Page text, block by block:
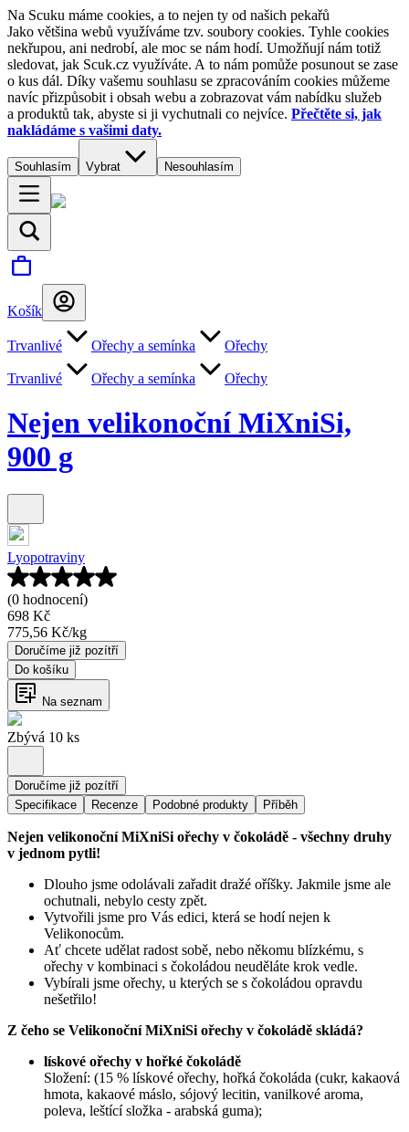
Na Scuku máme cookies, a to nejen ty od našich pekařů
Jako většina webů využíváme tzv. soubory cookies. Tyhle cookies
nekřupou, ani nedrobí, ale moc se nám hodí. Umožňují nám totiž
sledovat, jak Scuk.cz využíváte. A to nám pomůže posunout se zase
o kus dál. Díky vašemu souhlasu se zpracováním cookies můžeme
navíc přizpůsobit i obsah webu a zobrazovat vám nabídku služeb
a produktů tak, abyste si ji vychutnali co nejvíce. Přečtěte si, jak
nakládáme s vašimi daty.
Souhlasím Vybrat Nesouhlasím
Košík
Trvanlivé Ořechy a semínka Ořechy
Trvanlivé Ořechy a semínka Ořechy
Nejen velikonoční MiXniSi,
900 g
Lyopotraviny
(0 hodnocení)
698 Kč
775,56 Kč/kg
Doručíme již pozítří
Do košíku
Na seznam
Zbývá 10 ks
Doručíme již pozítří
Specifikace
Recenze Podobné produkty Příběh
Nejen velikonoční MiXniSi ořechy v čokoládě - všechny druhy
v jednom pytli!
Dlouho jsme odolávali zařadit dražé oříšky. Jakmile jsme ale
ochutnali, nebylo cesty zpět.
Vytvořili jsme pro Vás edici, která se hodí nejen k
Velikonocům.
Ať chcete udělat radost sobě, nebo někomu blízkému, s
ořechy v kombinaci s čokoládou neuděláte krok vedle.
Vybírali jsme ořechy, u kterých se s čokoládou opravdu
nešetřilo!
Z čeho se Velikonoční MiXniSi ořechy v čokoládě skládá?
lískové ořechy v hořké čokoládě
Složení: (15 % lískové ořechy, hořká čokoláda (cukr, kakaová
hmota, kakaové máslo, sójový lecitin, vanilkové aroma,
poleva, leštící složka - arabská guma);